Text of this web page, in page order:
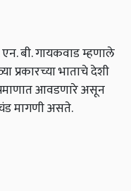
एन. बी. गायकवाड म्हणाले
प्रकारच्या भाताचे देशी
आवडणारे असून
मागणी असते.